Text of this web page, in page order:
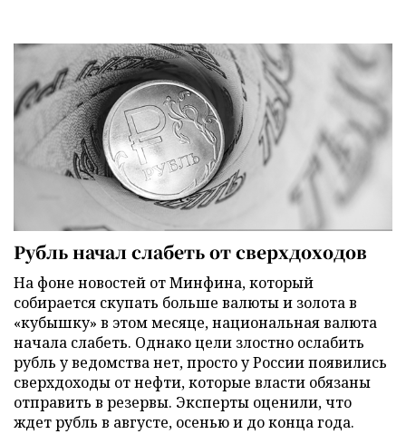
Рубль начал слабеть от сверхдоходов
На фоне новостей от Минфина, который
собирается скупать больше валюты и золота в
«кубышку» в этом месяце, национальная валюта
начала слабеть. Однако цели злостно ослабить
рубль у ведомства нет, просто у России появились
сверхдоходы от нефти, которые власти обязаны
отправить в резервы. Эксперты оценили, что
ждет рубль в августе, осенью и до конца года.